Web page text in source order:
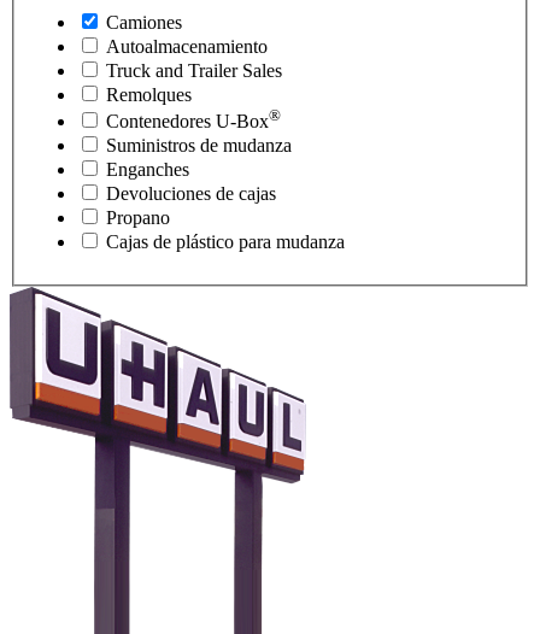
Camiones
Autoalmacenamiento
Truck and Trailer Sales
Remolques
Contenedores U-Box®
Suministros de mudanza
Enganches
Devoluciones de cajas
Propano
Cajas de plástico para mudanza